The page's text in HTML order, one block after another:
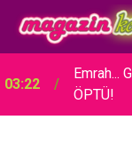
22:43
Alina